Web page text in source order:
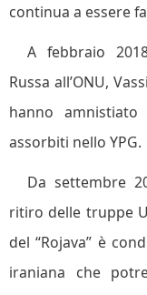
continua a essere
A febbraio
Russa all’ONU,
hanno
assorbiti nello YPG.
Da settembre
ritiro delle truppe
del “Rojava” è
iraniana che